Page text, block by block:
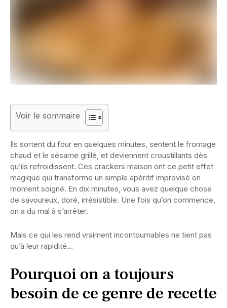
Voir le sommaire
Ils sortent du four en quelques minutes, sentent le fromage
chaud et le sésame grillé, et deviennent croustillants dès
qu’ils refroidissent. Ces crackers maison ont ce petit effet
magique qui transforme un simple apéritif improvisé en
moment soigné. En dix minutes, vous avez quelque chose
de savoureux, doré, irrésistible. Une fois qu’on commence,
on a du mal à s’arrêter.
Mais ce qui les rend vraiment incontournables ne tient pas
qu’à leur rapidité…
Pourquoi on a toujours
besoin de ce genre de recette